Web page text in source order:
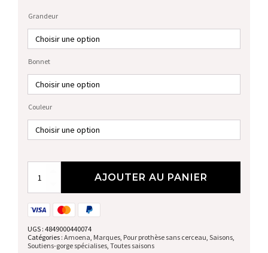
Grandeur
Bonnet
Couleur
prothèse
sans
cerceau
AJOUTER AU PANIER
UGS : 4849000440074
Catégories : Amoena, Marques, Pour prothèse sans cerceau, Saisons,
Soutiens-gorge spécialises, Toutes saisons